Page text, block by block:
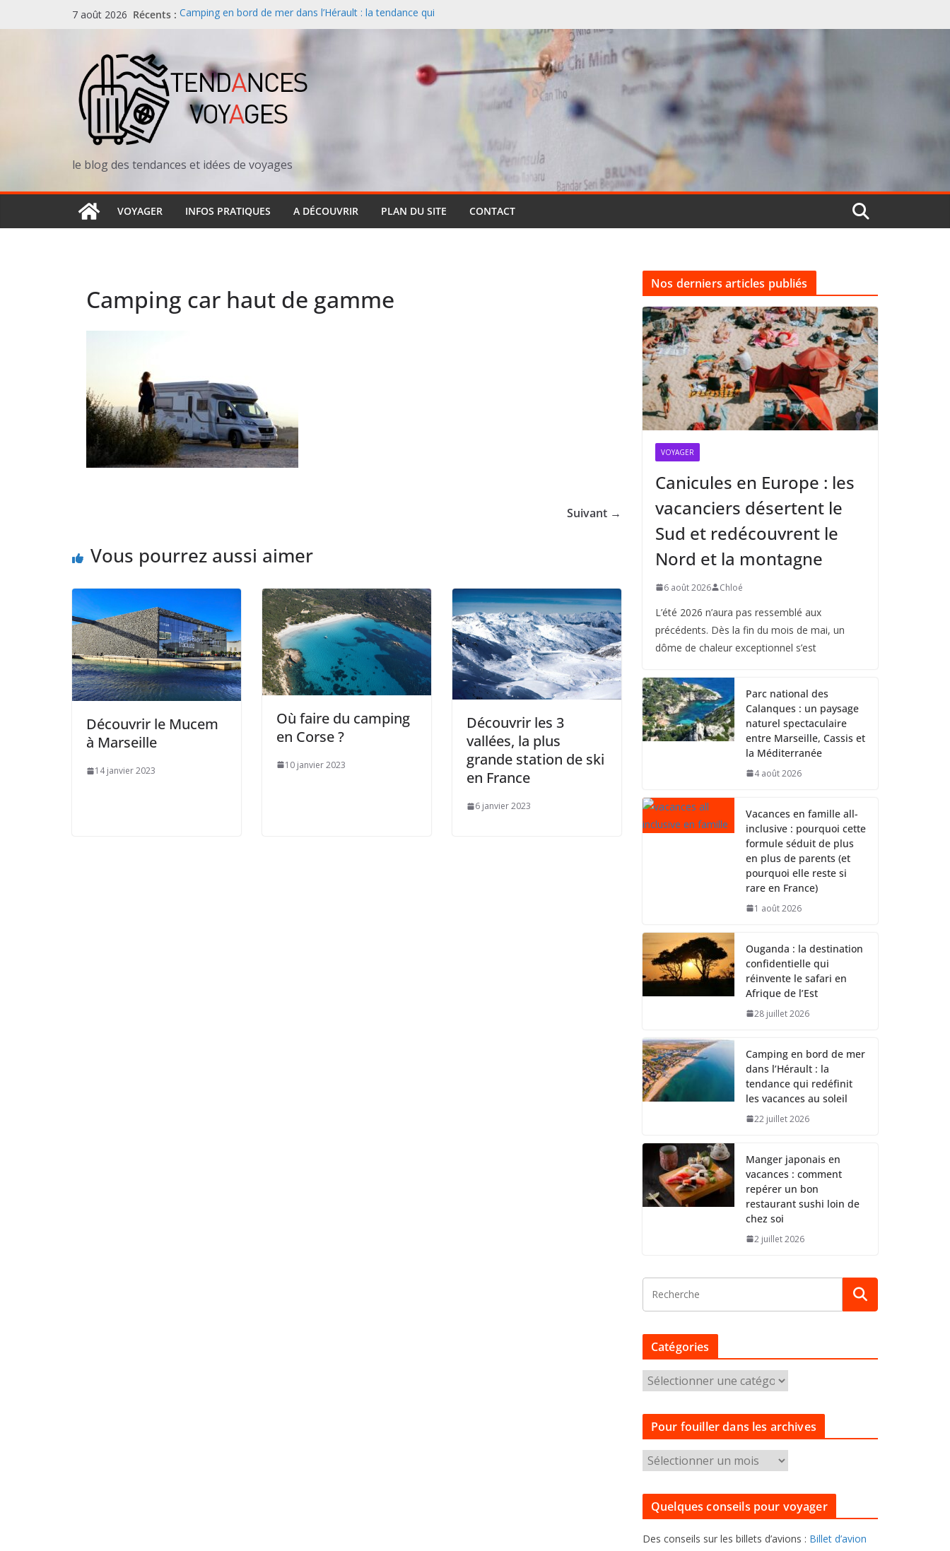
au
7 août 2026 Récents : Camping en bord de mer dans l’Hérault : la tendance qui
redéfinit les vacances au soleil
Parc national des Calanques : un paysage naturel
spectaculaire entre Marseille, Cassis et la Méditerranée
Vacances en famille all-inclusive : pourquoi cette formule
séduit de plus en plus de parents (et pourquoi elle reste si
rare en France)
le blog des tendances et idées de voyages
VOYAGER INFOS PRATIQUES A DÉCOUVRIR PLAN DU SITE CONTACT
Camping car haut de gamme
Suivant →
Vous pourrez aussi aimer
Découvrir le Mucem
à Marseille
14 janvier 2023
Où faire du camping
en Corse ?
10 janvier 2023
Découvrir les 3
vallées, la plus
grande station de ski
en France
6 janvier 2023
Nos derniers articles publiés
VOYAGER
Canicules en Europe : les
vacanciers désertent le
Sud et redécouvrent le
Nord et la montagne
6 août 2026 Chloé
L’été 2026 n’aura pas ressemblé aux
précédents. Dès la fin du mois de mai, un
dôme de chaleur exceptionnel s’est
Parc national des
Calanques : un paysage
naturel spectaculaire
entre Marseille, Cassis et
la Méditerranée
4 août 2026
Vacances en famille all-
inclusive : pourquoi cette
formule séduit de plus
en plus de parents (et
pourquoi elle reste si
rare en France)
1 août 2026
Ouganda : la destination
confidentielle qui
réinvente le safari en
Afrique de l’Est
28 juillet 2026
Camping en bord de mer
dans l’Hérault : la
tendance qui redéfinit
les vacances au soleil
22 juillet 2026
Manger japonais en
vacances : comment
repérer un bon
restaurant sushi loin de
chez soi
2 juillet 2026
Catégories
a
t
g
e
s
Pour fouiller dans les archives
o
u
o
Quelques conseils pour voyager
Des conseils sur les billets d’avions : Billet d’avion